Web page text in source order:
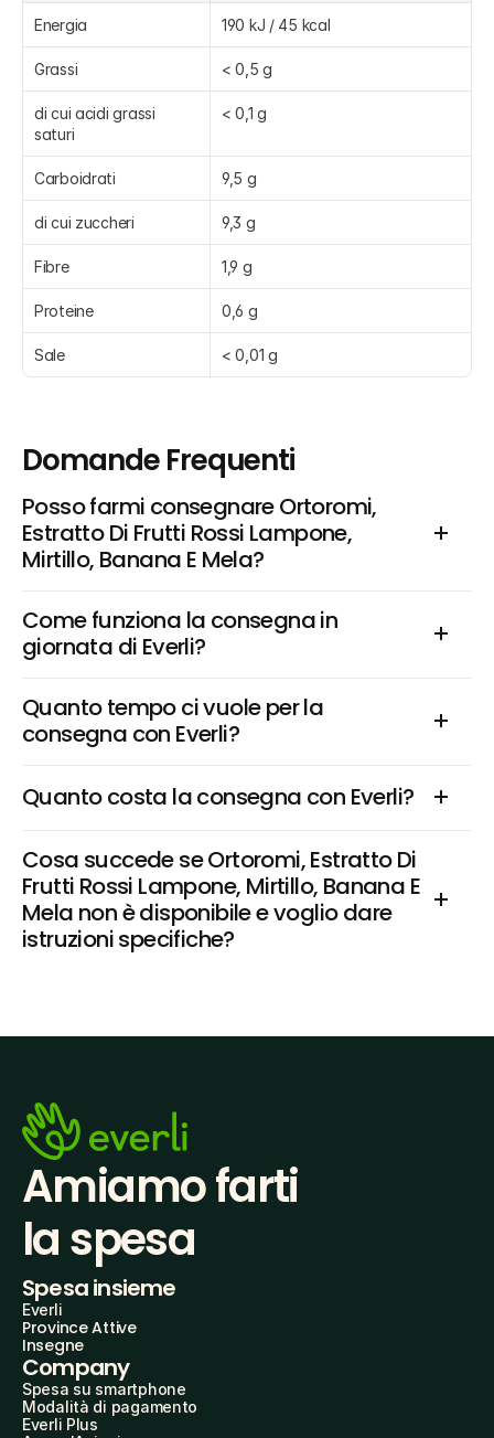
Energia 190 kJ / 45 kcal
Grassi < 0,5 g
di cui acidi grassi
saturi
< 0,1 g
Carboidrati 9,5 g
di cui zuccheri 9,3 g
Fibre 1,9 g
Proteine 0,6 g
Sale < 0,01 g
Domande Frequenti
Posso farmi consegnare Ortoromi,
Estratto Di Frutti Rossi Lampone,
Mirtillo, Banana E Mela?
Come funziona la consegna in
giornata di Everli?
Quanto tempo ci vuole per la
consegna con Everli?
Quanto costa la consegna con Everli?
Cosa succede se Ortoromi, Estratto Di
Frutti Rossi Lampone, Mirtillo, Banana E
Mela non è disponibile e voglio dare
istruzioni specifiche?
Amiamo farti
la spesa
Spesa insieme
Everli
Province Attive
Insegne
Company
Spesa su smartphone
Modalità di pagamento
Everli Plus